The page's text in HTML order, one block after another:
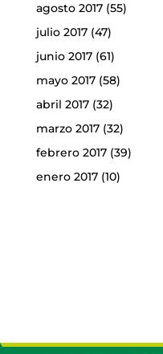
agosto 2017(55)
julio 2017(47)
junio 2017(61)
mayo 2017(58)
abril 2017(32)
marzo 2017(32)
febrero 2017(39)
enero 2017(10)